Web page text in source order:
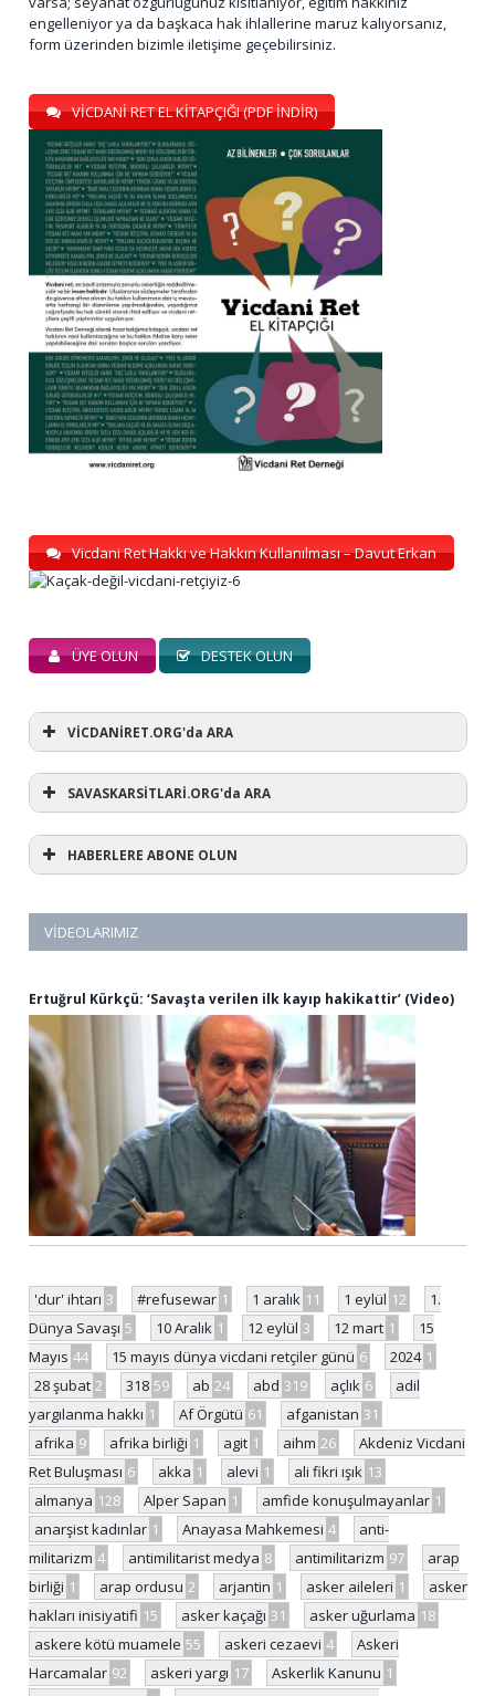
engelleniyor ya da başkaca hak ihlallerine maruz kalıyorsanız,
form üzerinden bizimle iletişime geçebilirsiniz.
VİCDANİ RET EL KİTAPÇIĞI (PDF İNDİR)
Vicdani Ret Hakkı ve Hakkın Kullanılması – Davut Erkan
ÜYE OLUN DESTEK OLUN
VİCDANİRET.ORG'da ARA
SAVASKARSİTLARİ.ORG'da ARA
HABERLERE ABONE OLUN
VIDEOLARIMIZ
Ertuğrul Kürkçü: ‘Savaşta verilen ilk kayıp hakikattir’ (Video)
'dur' ihtarı 3 #refusewar 1 1 aralık 11 1 eylül 12
1.
Dünya Savaşı 5 10 Aralık 1 12 eylül 3 12 mart 1
15
Mayıs 44 15 mayıs dünya vicdani retçiler günü 6 2024 1
28 şubat 2 318 59 ab 24 abd 319 açlık 6
adil
yargılanma hakkı 1 Af Örgütü 61 afganistan 31
afrika 9 afrika birliği 1 agit 1 aihm 26
Akdeniz Vicdani
Ret Buluşması 6 akka 1 alevi 1 ali fikri ışık 13
almanya 128 Alper Sapan 1 amfide konuşulmayanlar 1
anarşist kadınlar 1 Anayasa Mahkemesi 4
anti-
militarizm 4 antimilitarist medya 8 antimilitarizm 97
arap
birliği 1 arap ordusu 2 arjantin 1 asker aileleri 1
asker
hakları inisiyatifi 15 asker kaçağı 31 asker uğurlama 18
askere kötü muamele 55 askeri cezaevi 4
Askeri
Harcamalar 92 askeri yargı 17 Askerlik Kanunu 1